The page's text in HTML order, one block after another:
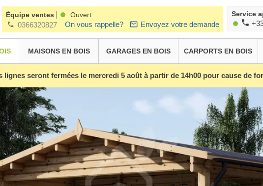
Équipe ventes Ouvert
0366320827 On vous rappelle? Envoyez votre demande
Service
MAISONS EN BOIS GARAGES EN BOIS CARPORTS EN BOIS
lignes seront fermées le mercredi 5 août à partir de 14h00 pour cause de